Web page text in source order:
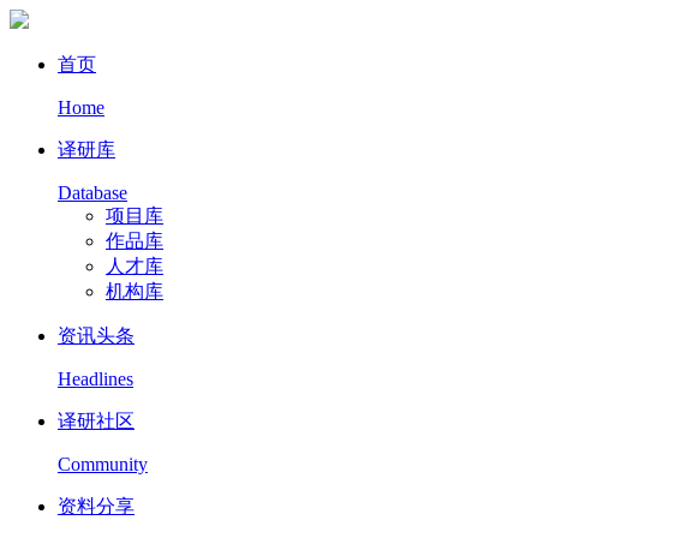
首页
Home
译研库
Database
项目库
作品库
人才库
机构库
资讯头条
Headlines
译研社区
Community
资料分享